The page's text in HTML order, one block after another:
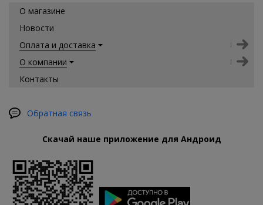
О магазине
Новости
Оплата и доставка
О компании
Контакты
Обратная связь
Скачай наше приложение для Андроид